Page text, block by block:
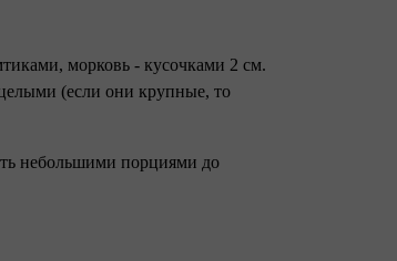
морковь - кусочками 2 см.
(если они крупные, то
небольшими порциями до